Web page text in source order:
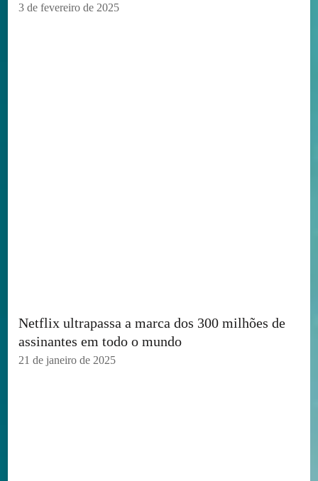
3 de fevereiro de 2025
Netflix ultrapassa a marca dos 300 milhões de
assinantes em todo o mundo
21 de janeiro de 2025